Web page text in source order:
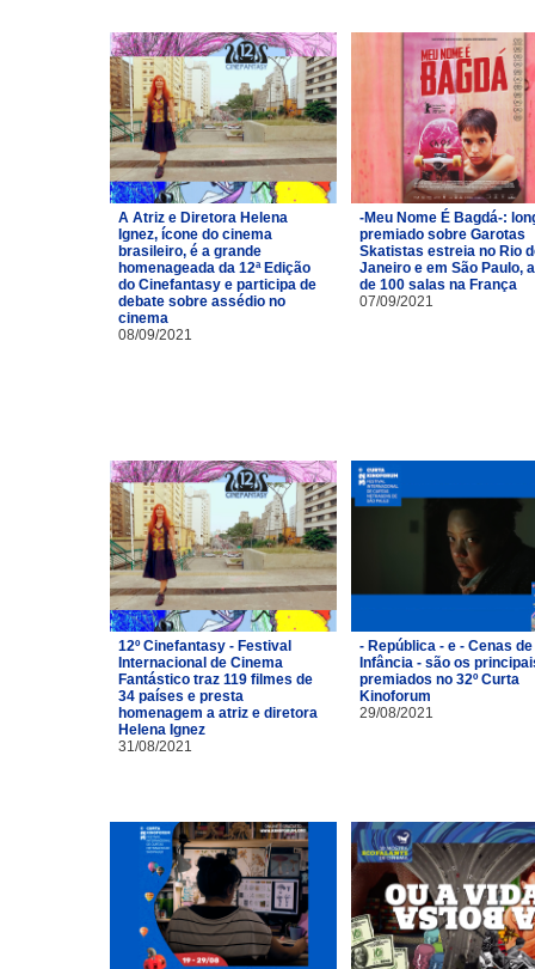
A Atriz e Diretora Helena
Ignez, ícone do cinema
brasileiro, é a grande
homenageada da 12ª Edição
do Cinefantasy e participa de
debate sobre assédio no
cinema
08/09/2021
-Meu Nome É Bagdá-:
premiado sobre Garotas
Skatistas estreia no Rio
Janeiro e em São Paulo,
de 100 salas na França
07/09/2021
12º Cinefantasy - Festival
Internacional de Cinema
Fantástico traz 119 filmes de
34 países e presta
homenagem a atriz e diretora
Helena Ignez
31/08/2021
- República - e - Cenas de
Infância - são os
premiados no 32º Curta
Kinoforum
29/08/2021